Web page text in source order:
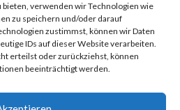
verwenden wir Technologien wie
zu speichern und/oder darauf
zustimmst, können wir Daten
IDs auf dieser Website verarbeiten.
erteilst oder zurückziehst, können
beeinträchtigt werden.